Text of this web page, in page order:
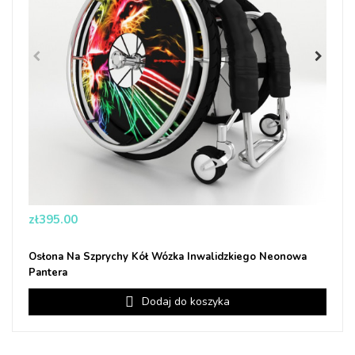
Price
zł395.00
Osłona Na Szprychy Kół Wózka Inwalidzkiego Neonowa
Pantera
Dodaj do koszyka